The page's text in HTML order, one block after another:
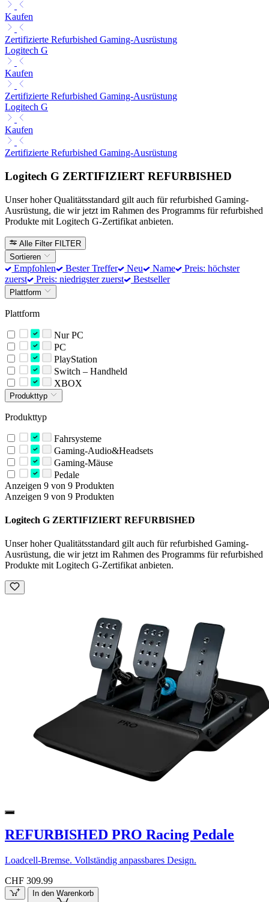
Kaufen
Zertifizierte Refurbished Gaming-Ausrüstung
Logitech G
Kaufen
Zertifizierte Refurbished Gaming-Ausrüstung
Logitech G
Kaufen
Zertifizierte Refurbished Gaming-Ausrüstung
Logitech G ZERTIFIZIERT REFURBISHED
Unser hoher Qualitätsstandard gilt auch für refurbished Gaming-
Ausrüstung, die wir jetzt im Rahmen des Programms für refurbished
Produkte mit Logitech G-Zertifikat anbieten.
Alle Filter FILTER
Sortieren
Empfohlen Bester Treffer Neu Name
Preis: höchster
zuerst
Preis: niedrigster zuerst Bestseller
Plattform
Plattform
Nur PC
PC
PlayStation
Switch – Handheld
XBOX
Produkttyp
Produkttyp
Fahrsysteme
Gaming-Audio&Headsets
Gaming-Mäuse
Pedale
Anzeigen 9 von 9 Produkten
Anzeigen 9 von 9 Produkten
Logitech G ZERTIFIZIERT REFURBISHED
Unser hoher Qualitätsstandard gilt auch für refurbished Gaming-
Ausrüstung, die wir jetzt im Rahmen des Programms für refurbished
Produkte mit Logitech G-Zertifikat anbieten.
REFURBISHED PRO Racing Pedale
Loadcell-Bremse. Vollständig anpassbares Design.
CHF 309.99
In den Warenkorb